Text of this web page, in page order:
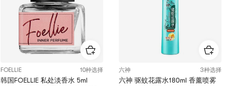
FOELLIE 10种选择
韩国FOELLIE 私处淡香水 5ml
六神 3种选择
六神 驱蚊花露水180ml 香薰喷雾